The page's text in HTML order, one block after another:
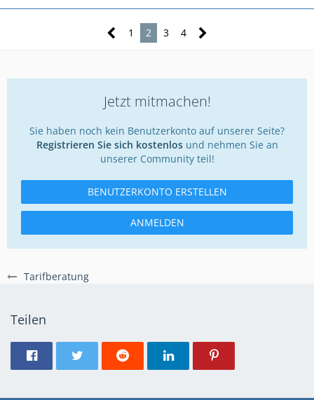
Tarifberatung
1 2 3 4
Jetzt mitmachen!
Sie haben noch kein Benutzerkonto auf unserer Seite?
Registrieren Sie sich kostenlosund nehmen Sie an
unserer Community teil!
BENUTZERKONTO ERSTELLEN
ANMELDEN
Teilen